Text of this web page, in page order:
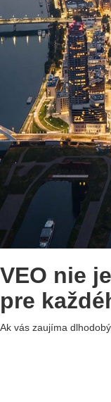
VEO nie je
pre
Ak vás zaujíma